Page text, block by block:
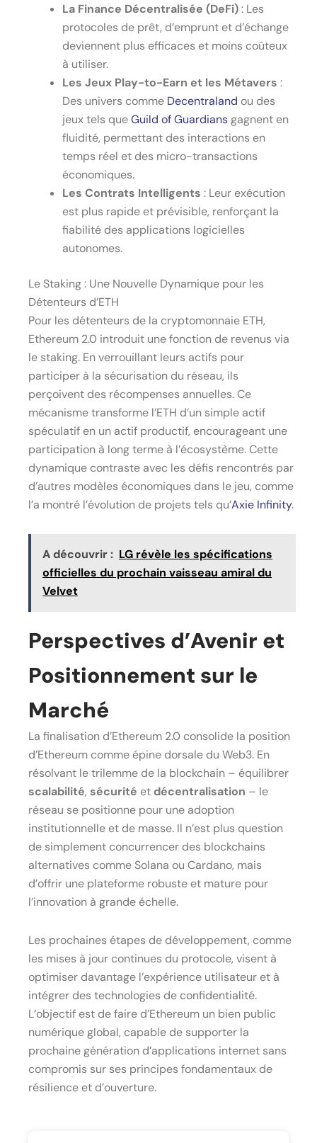
La Finance Décentralisée (DeFi): Les
protocoles de prêt, d’emprunt et d’échange
deviennent plus efficaces et moins coûteux
à utiliser.
Les Jeux Play-to-Earn et les Métavers :
Des univers comme Decentraland ou des
jeux tels queGuild of Guardiansgagnent en
fluidité, permettant des interactions en
temps réel et des micro-transactions
économiques.
Les Contrats Intelligents : Leur exécution
est plus rapide et prévisible, renforçant la
fiabilité des applications logicielles
autonomes.
Le Staking : Une Nouvelle Dynamique pour les
Détenteurs d’ETH
Pour les détenteurs de la cryptomonnaie ETH,
Ethereum 2.0 introduit une fonction de revenus via
le staking. En verrouillant leurs actifs pour
participer à la sécurisation du réseau, ils
perçoivent des récompenses annuelles. Ce
mécanisme transforme l’ETH d’un simple actif
spéculatif en un actif productif, encourageant une
participation à long terme à l’écosystème. Cette
dynamique contraste avec les défis rencontrés par
d’autres modèles économiques dans le jeu, comme
l’a montré l’évolution de projets tels qu’Axie Infinity.
A découvrir : LG révèle les spécifications
officielles du prochain vaisseau amiral du
Velvet
Perspectives d’Avenir et
Positionnement sur le
Marché
La finalisation d’Ethereum 2.0 consolide la position
d’Ethereum comme épine dorsale du Web3. En
résolvant le trilemme de la blockchain – équilibrer
scalabilité, sécurité et décentralisation – le
réseau se positionne pour une adoption
institutionnelle et de masse. Il n’est plus question
de simplement concurrencer des blockchains
alternatives comme Solana ou Cardano, mais
d’offrir une plateforme robuste et mature pour
l’innovation à grande échelle.
Les prochaines étapes de développement, comme
les mises à jour continues du protocole, visent à
optimiser davantage l’expérience utilisateur et à
intégrer des technologies de confidentialité.
L’objectif est de faire d’Ethereum un bien public
numérique global, capable de supporter la
prochaine génération d’applications internet sans
compromis sur ses principes fondamentaux de
résilience et d’ouverture.